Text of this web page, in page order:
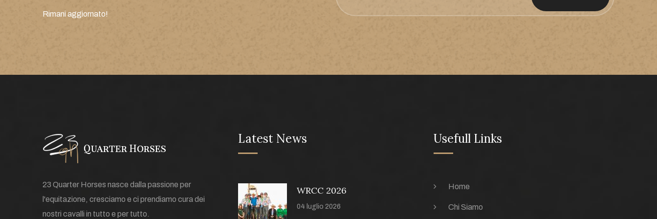
Rimani aggiornato!
23 Quarter Horses nasce dalla passione per
l'equitazione, cresciamo e ci prendiamo cura dei
nostri cavalli in tutto e per tutto.
Latest News
WRCC 2026
04 luglio 2026
Usefull Links
Home
Chi Siamo